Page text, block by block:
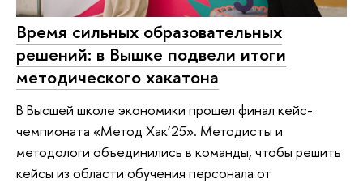
Время сильных образовательных
решений: в Вышке подвели итоги
методического хакатона
В Высшей школе экономики прошел финал кейс-
чемпионата «Метод Хак’25». Методисты и
методологи объединились в команды, чтобы решить
кейсы из области обучения персонала от